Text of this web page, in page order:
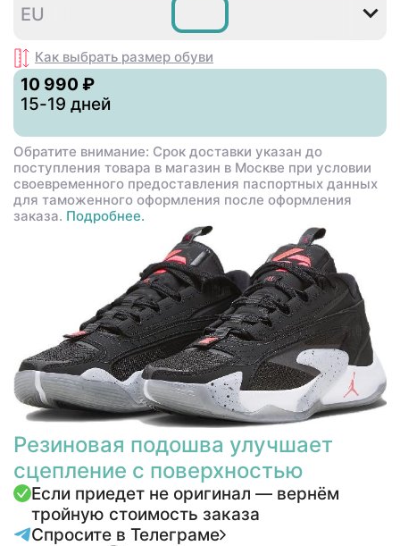
,5
EU
Как выбрать размер обуви
10 990 ₽
15-19 дней
Обратите внимание: Срок доставки указан до
поступления товара в магазин в Москве при условии
своевременного предоставления паспортных данных
для таможенного оформления после оформления
заказа. Подробнее.
Резиновая подошва улучшает
сцепление с поверхностью
Если приедет не оригинал — вернём
тройную стоимость заказа
Спросите в Телеграме